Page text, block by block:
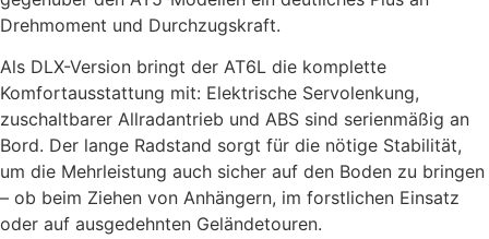
Drehmoment und Durchzugskraft.
Als DLX-Version bringt der AT6L die komplette
Komfortausstattung mit: Elektrische Servolenkung,
zuschaltbarer Allradantrieb und ABS sind serienmäßig an
Bord. Der lange Radstand sorgt für die nötige Stabilität,
um die Mehrleistung auch sicher auf den Boden zu bringen
– ob beim Ziehen von Anhängern, im forstlichen Einsatz
oder auf ausgedehnten Geländetouren.